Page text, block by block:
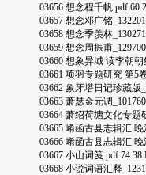
03656 想念程千帆.pdf
03657 想念邓广铭
03658 想念季羡林
03659 想念周振甫
03660 想象异域 读李朝朝
03661 项羽专题研究 第5卷
03662 象牙塔日记珍藏版
03663 萧瑟金元调
03664 萧绍荷塘文化专题研
03665 崤函古县志辑汇 晚
03666 崤函古县志辑汇 晚
03667 小山词笺.pdf 74.38
03668 小说词语汇释